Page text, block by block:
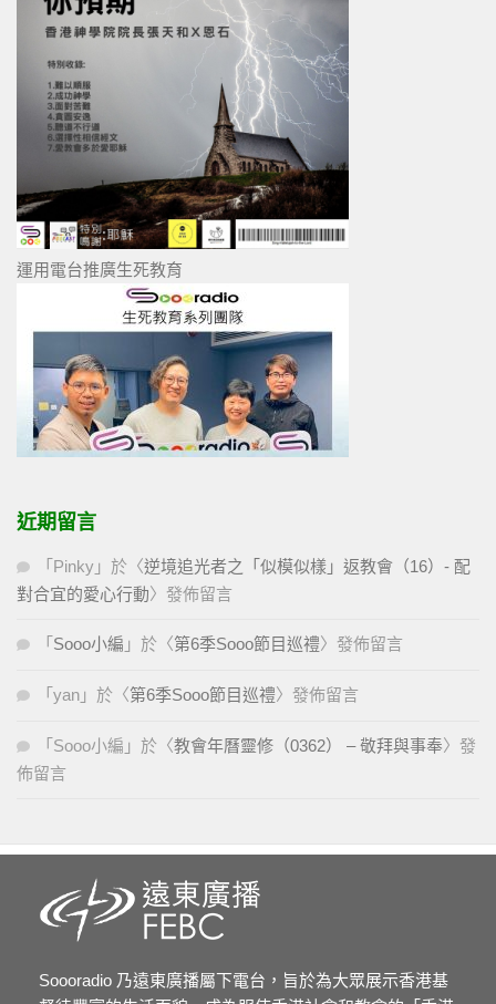
運用電台推廣生死教育
近期留言
「 Pinky 」於〈逆境追光者之「似模似樣」返教會（16）- 配
對合宜的愛心行動〉發佈留言
「 Sooo小編 」於〈第6季Sooo節目巡禮〉發佈留言
「 yan 」於〈第6季Sooo節目巡禮〉發佈留言
「 Sooo小編 」於〈教會年曆靈修（0362） – 敬拜與事奉〉發
佈留言
Soooradio 乃遠東廣播屬下電台，旨於為大眾展示香港基